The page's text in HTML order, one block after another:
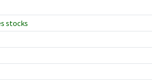
stocks